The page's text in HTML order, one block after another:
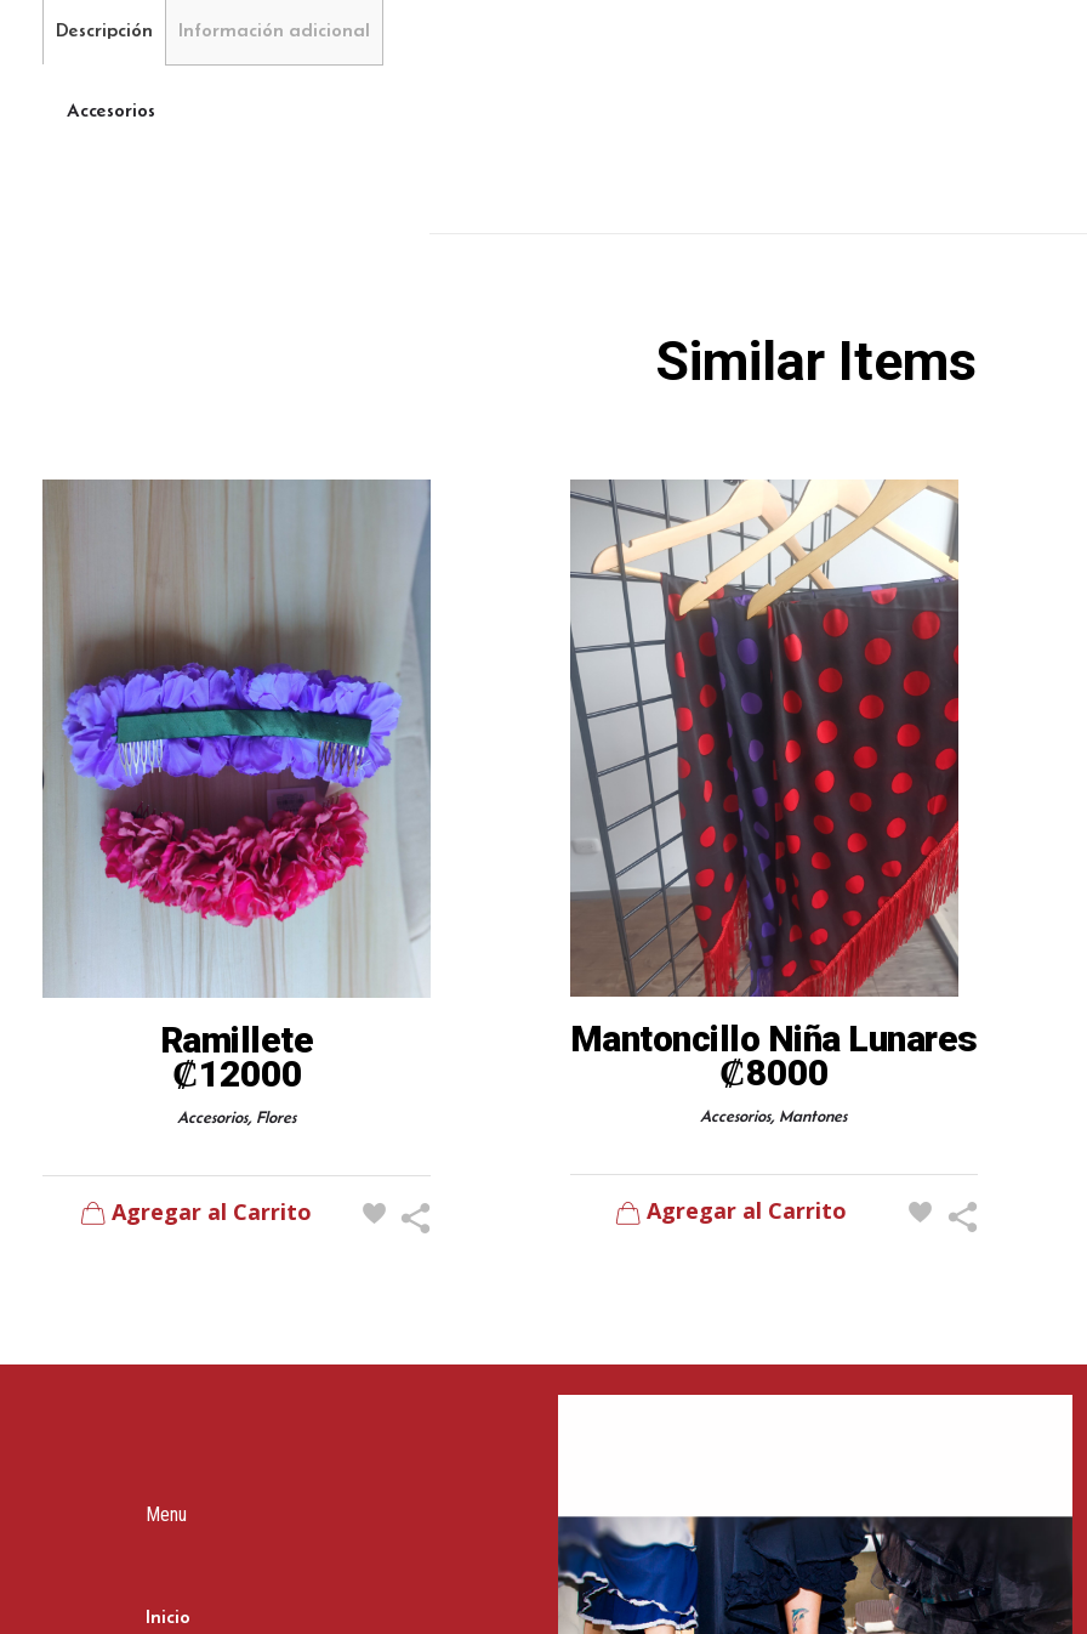
Descripción Información adicional
Accesorios
Similar Items
Ramillete
₡12000
Accesorios, Flores
Agregar al Carrito
Mantoncillo Niña Lunares
₡8000
Accesorios, Mantones
Agregar al Carrito
Menu
Inicio
Zapatos del Flamenco